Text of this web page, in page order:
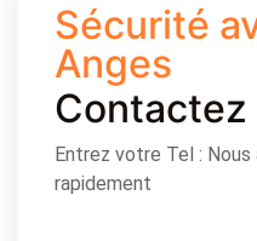
Sécurité
Anges
Contactez
Entrez votre Tel :
rapidement